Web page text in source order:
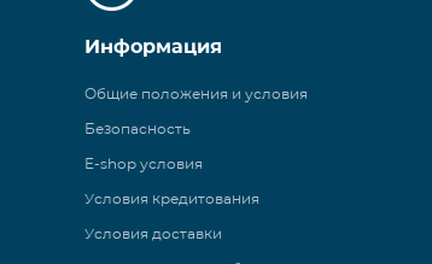
Информация
Общие положения и условия
Безопасность
E-shop условия
Условия кредитования
Условия доставки